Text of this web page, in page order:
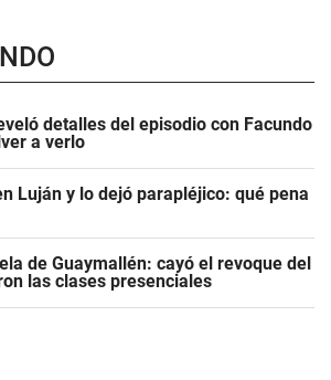
detalles del episodio con Facundo
a verlo
Luján y lo dejó parapléjico: qué pena
de Guaymallén: cayó el revoque del
las clases presenciales